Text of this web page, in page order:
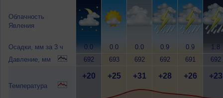
Облачность
Явления
Осадки, мм за 3 ч
Давление, мм
Температура
0.0
692
+20
0.0
693
+25
0.0
692
+31
0.9
692
+28
0.9
691
+26
1.8
692
+23